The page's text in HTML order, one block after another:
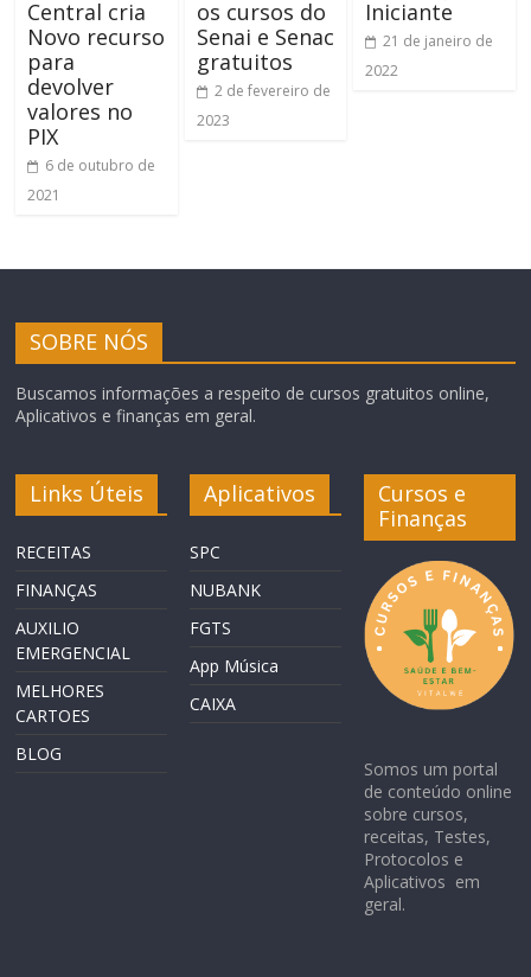
Central cria
Novo recurso
para
devolver
valores no
PIX
6 de outubro de
2021
os cursos do
Senai e Senac
gratuitos
2 de fevereiro de
2023
Iniciante
21 de janeiro de
2022
SOBRE NÓS
Buscamos informações a respeito de cursos gratuitos online,
Aplicativos e finanças em geral.
Links Úteis
RECEITAS
FINANÇAS
AUXILIO
EMERGENCIAL
MELHORES
CARTOES
BLOG
Aplicativos
SPC
NUBANK
FGTS
App Música
CAIXA
Cursos e
Finanças
Somos um portal
de conteúdo online
sobre cursos,
receitas, Testes,
Protocolos e
Aplicativos em
geral.